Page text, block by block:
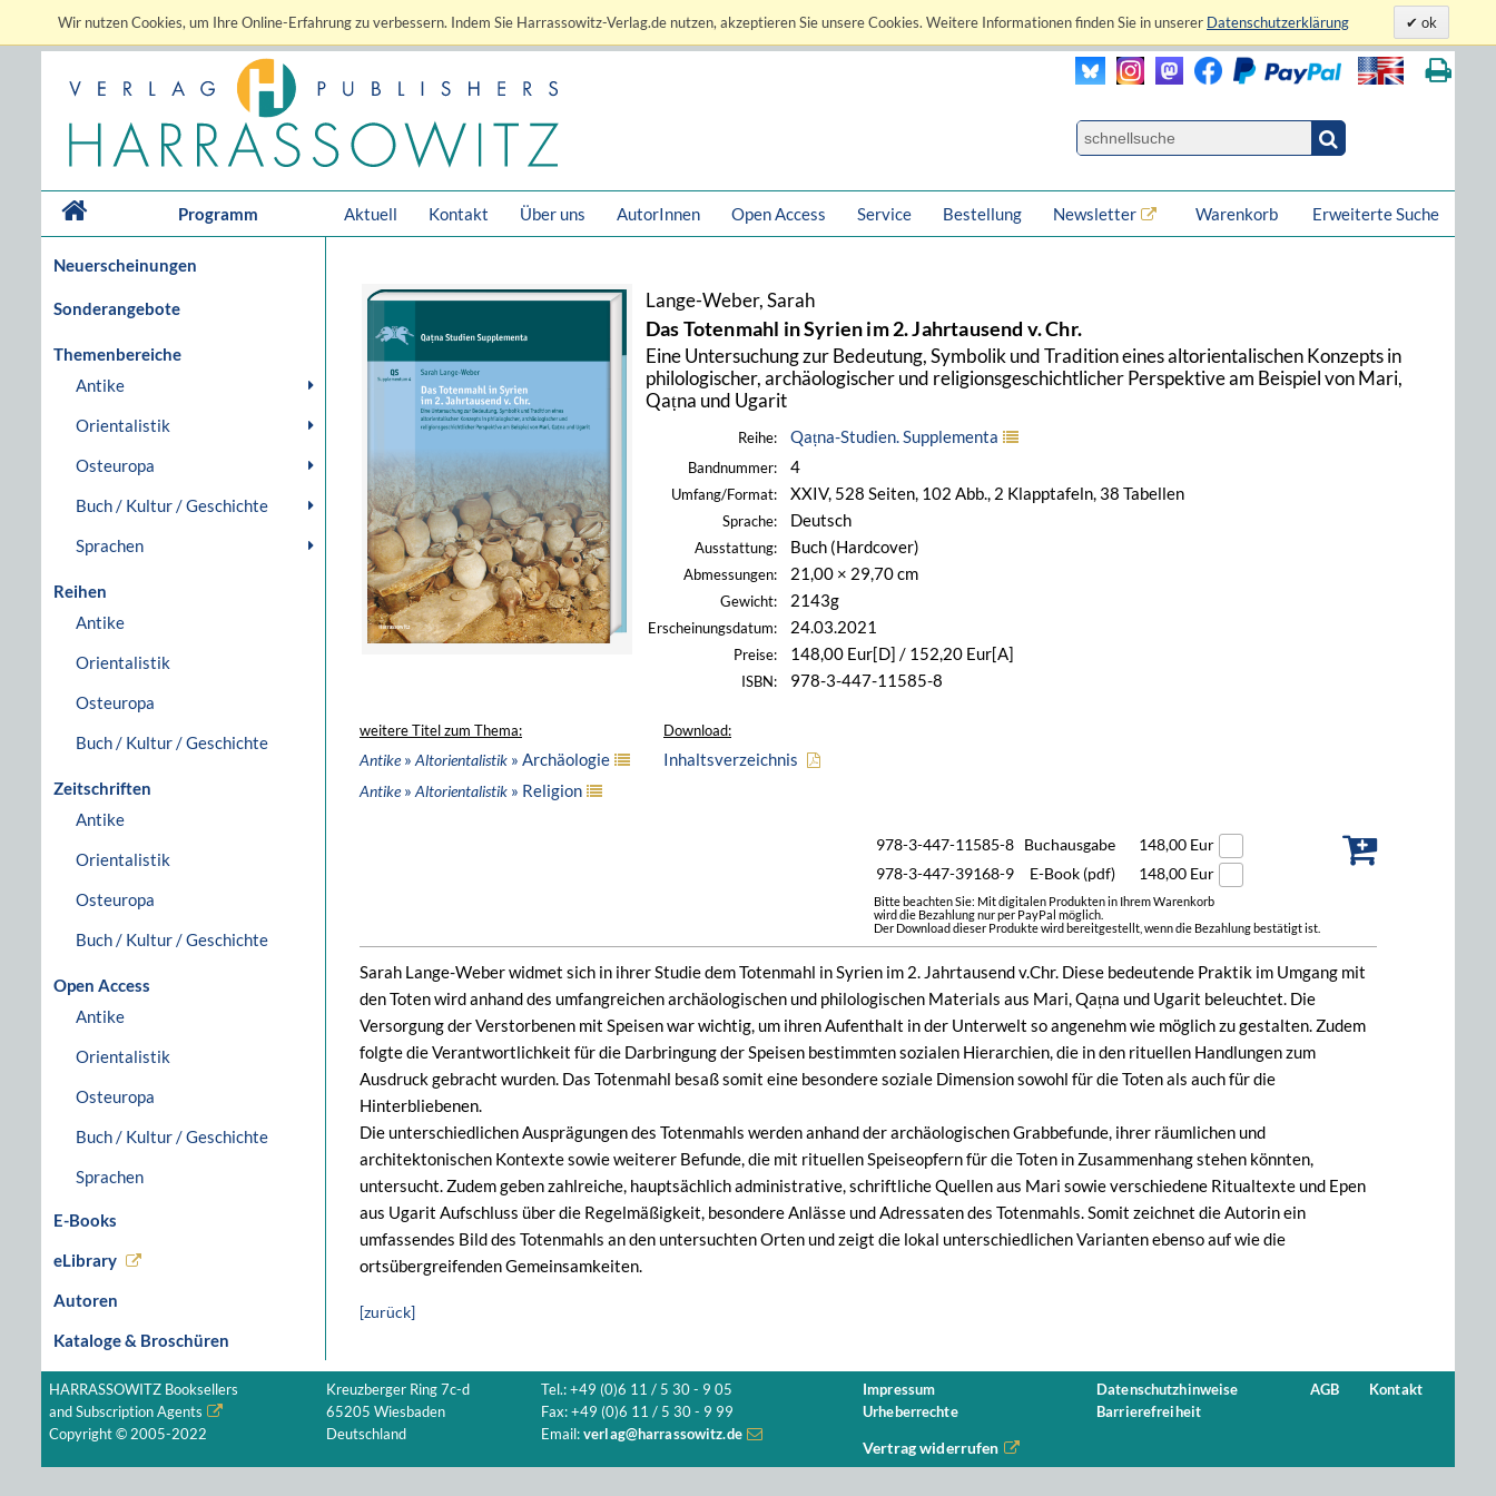
Wir nutzen Cookies, um Ihre Online-Erfahrung zu verbessern. Indem Sie Harrassowitz-Verlag.de nutzen, akzeptieren Sie unsere Cookies. Weitere Informationen finden Sie in unserer Datenschutzerklärung ok
Programm Aktuell Kontakt Über uns AutorInnen Open Access Service Bestellung Newsletter Erweiterte Suche
Warenkorb
Neuerscheinungen
Sonderangebote
Themenbereiche
Antike
Orientalistik
Osteuropa
Buch / Kultur / Geschichte
Sprachen
Reihen
Antike
Orientalistik
Osteuropa
Buch / Kultur / Geschichte
Zeitschriften
Antike
Orientalistik
Osteuropa
Buch / Kultur / Geschichte
Open Access
Antike
Orientalistik
Osteuropa
Buch / Kultur / Geschichte
Sprachen
E-Books
eLibrary
Autoren
Kataloge & Broschüren
Lange-Weber, Sarah
Das Totenmahl in Syrien im 2. Jahrtausend v. Chr.
Eine Untersuchung zur Bedeutung, Symbolik und Tradition eines altorientalischen Konzepts in
philologischer, archäologischer und religionsgeschichtlicher Perspektive am Beispiel von Mari,
Qaṭna und Ugarit
Reihe: Qaṭna-Studien. Supplementa
Bandnummer: 4
Umfang/Format: XXIV, 528 Seiten, 102 Abb., 2 Klapptafeln, 38 Tabellen
Sprache: Deutsch
Ausstattung: Buch (Hardcover)
Abmessungen: 21,00 × 29,70 cm
Gewicht: 2143g
Erscheinungsdatum: 24.03.2021
Preise: 148,00 Eur[D] / 152,20 Eur[A]
ISBN: 978-3-447-11585-8
weitere Titel zum Thema:
Antike» Altorientalistik » Archäologie
Antike» Altorientalistik » Religion
Download:
Inhaltsverzeichnis
978-3-447-11585-8 Buchausgabe
148,00 Eur
978-3-447-39168-9
E-Book (pdf) 148,00 Eur
Bitte beachten Sie: Mit digitalen Produkten in Ihrem Warenkorb
wird die Bezahlung nur per PayPal möglich.
Der Download dieser Produkte wird bereitgestellt, wenn die Bezahlung bestätigt ist.
Sarah Lange-Weber widmet sich in ihrer Studie dem Totenmahl in Syrien im 2. Jahrtausend v.Chr. Diese bedeutende Praktik im Umgang mit
den Toten wird anhand des umfangreichen archäologischen und philologischen Materials aus Mari, Qaṭna und Ugarit beleuchtet. Die
Versorgung der Verstorbenen mit Speisen war wichtig, um ihren Aufenthalt in der Unterwelt so angenehm wie möglich zu gestalten. Zudem
folgte die Verantwortlichkeit für die Darbringung der Speisen bestimmten sozialen Hierarchien, die in den rituellen Handlungen zum
Ausdruck gebracht wurden. Das Totenmahl besaß somit eine besondere soziale Dimension sowohl für die Toten als auch für die
Hinterbliebenen.
Die unterschiedlichen Ausprägungen des Totenmahls werden anhand der archäologischen Grabbefunde, ihrer räumlichen und
architektonischen Kontexte sowie weiterer Befunde, die mit rituellen Speiseopfern für die Toten in Zusammenhang stehen könnten,
untersucht. Zudem geben zahlreiche, hauptsächlich administrative, schriftliche Quellen aus Mari sowie verschiedene Ritualtexte und Epen
aus Ugarit Aufschluss über die Regelmäßigkeit, besondere Anlässe und Adressaten des Totenmahls. Somit zeichnet die Autorin ein
umfassendes Bild des Totenmahls an den untersuchten Orten und zeigt die lokal unterschiedlichen Varianten ebenso auf wie die
ortsübergreifenden Gemeinsamkeiten.
[zurück]
HARRASSOWITZ Booksellers
and Subscription Agents
Copyright © 2005-2022
Kreuzberger Ring 7c-d
65205 Wiesbaden
Deutschland
Tel.: +49 (0)6 11 / 5 30 - 9 05
Fax: +49 (0)6 11 / 5 30 - 9 99
Email: verlag@harrassowitz.de
Impressum
Urheberrechte
Datenschutzhinweise
Barrierefreiheit
AGB Kontakt
Vertrag widerrufen